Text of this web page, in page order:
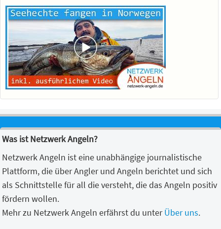
Was ist Netzwerk Angeln?
Netzwerk Angeln ist eine unabhängige journalistische
Plattform, die über Angler und Angeln berichtet und sich
als Schnittstelle für all die versteht, die das Angeln positiv
fördern wollen.
Mehr zu Netzwerk Angeln erfährst du unterÜber uns.